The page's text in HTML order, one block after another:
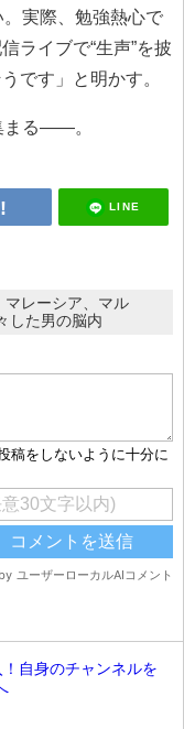
。実際、勉強熱心で
ライブで“生声”を披
です」と明かす。
まる――。
LINE
レーシア、マル
した男の脳内
自身のチャンネルを